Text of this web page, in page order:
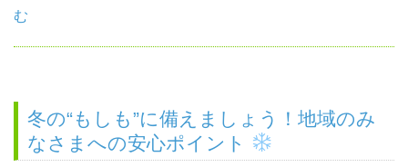
む
冬の“もしも”に備えましょう！地域のみ
なさまへの安心ポイント